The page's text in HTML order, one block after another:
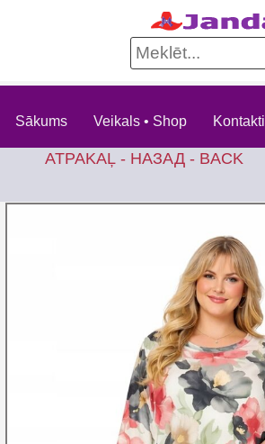
Sākums Veikals • Shop Kontakti
ATPAKAĻ - НАЗАД - BACK